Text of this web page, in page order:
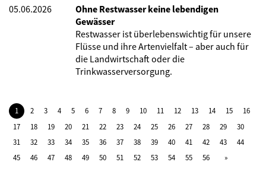
05.06.2026
Ohne Restwasser keine lebendigen
Gewässer
Restwasser ist überlebenswichtig für unsere
Flüsse und ihre Artenvielfalt – aber auch für
die Landwirtschaft oder die
Trinkwasserversorgung.
1 2 3 4 5 6 7 8 9 10 11 12 13 14 15
16
17
18 19 20 21 22 23 24 25 26 27 28 29
30
31
32 33 34 35 36 37 38 39 40 41 42 43
44
45
46 47 48 49 50 51 52 53 54 55 56